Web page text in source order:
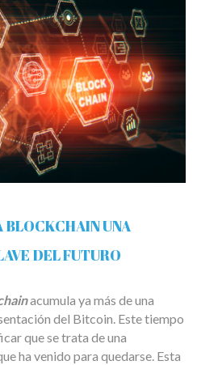
UNA
DEL FUTURO
acumula ya más de una
del Bitcoin. Este tiempo
que se trata de una
ha venido para quedarse. Esta